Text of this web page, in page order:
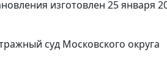
изготовлен 25 января
суд Московского округа